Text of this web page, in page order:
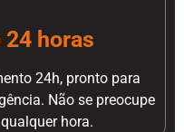
horas
24h, pronto para
Não se preocupe
hora.